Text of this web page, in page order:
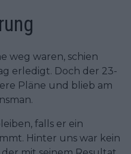
weg waren, schien
erledigt. Doch der 23-
Pläne und blieb am
falls er ein
Hinter uns war kein